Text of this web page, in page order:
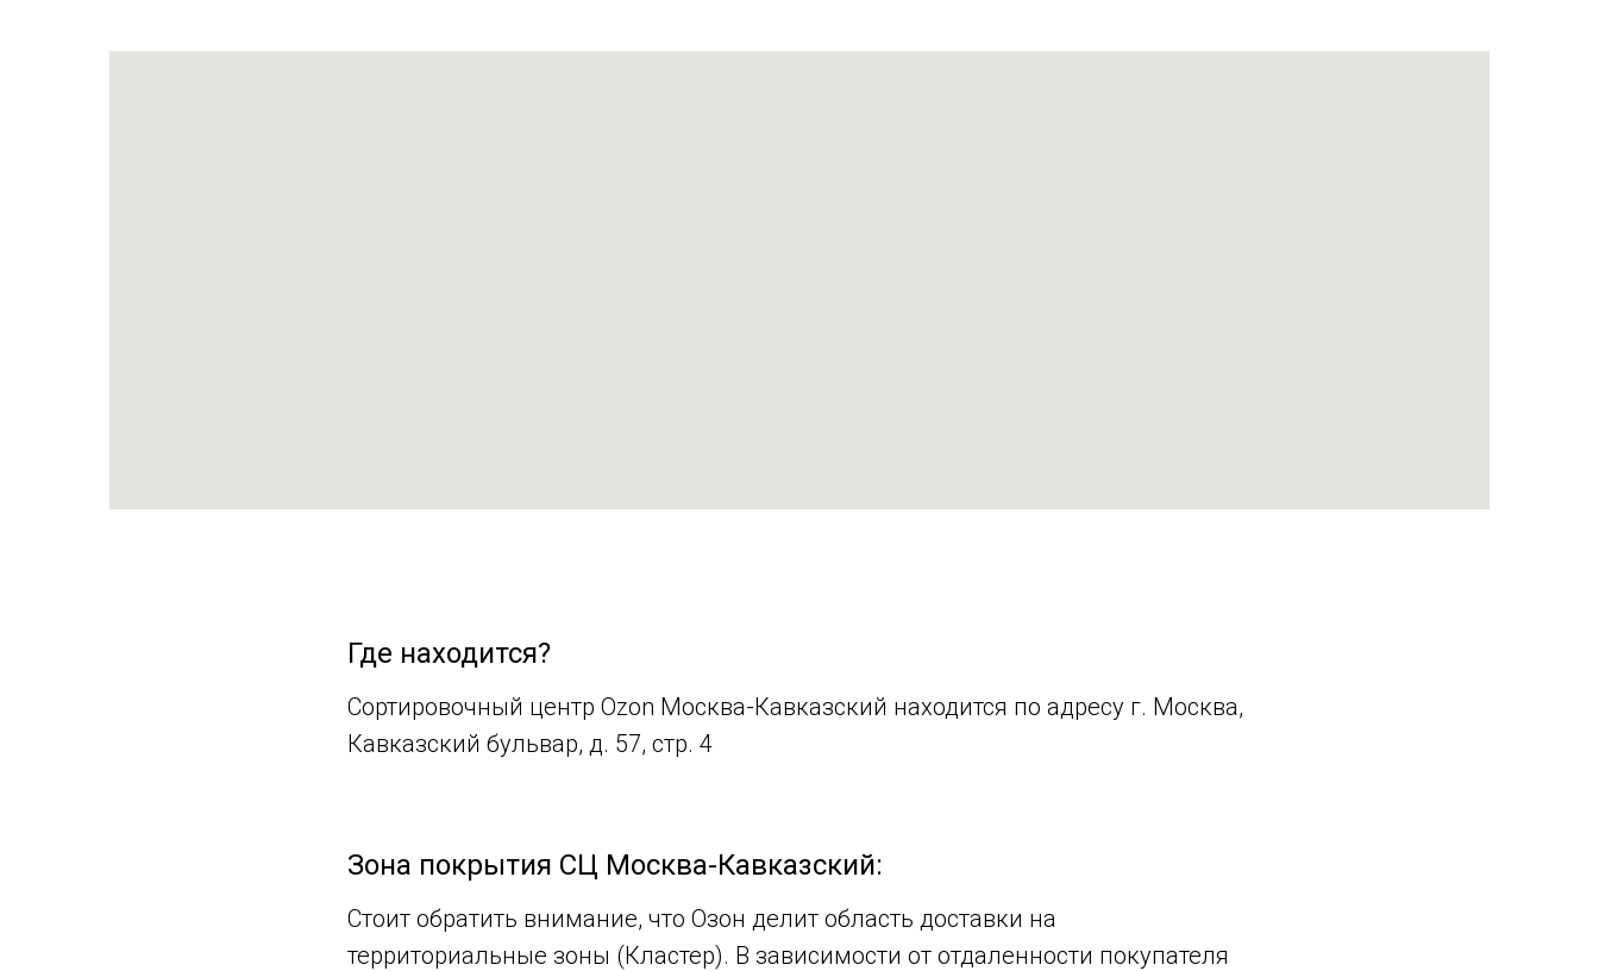
Где находится?
Сортировочный центр Ozon Москва-Кавказский находится по адресу г. Москва,
Кавказский бульвар, д. 57, стр. 4
Зона покрытия СЦ Москва-Кавказский:
Стоит обратить внимание, что Озон делит область доставки на
территориальные зоны (Кластер). В зависимости от отдаленности покупателя